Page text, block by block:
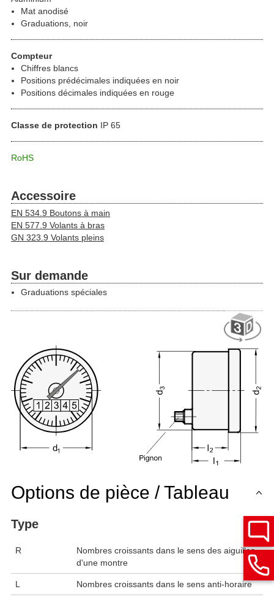
Mat anodisé
Graduations, noir
Compteur
Chiffres blancs
Positions prédécimales indiquées en noir
Positions décimales indiquées en rouge
Classe de protection IP 65
RoHS
Accessoire
EN 534.9 Boutons à main
EN 577.9 Volants à bras
GN 323.9 Volants pleins
Sur demande
Graduations spéciales
Options de pièce / Tableau
Type
R
Nombres croissants dans le sens des aiguilles
d'une montre
L Nombres croissants dans le sens anti-horaire